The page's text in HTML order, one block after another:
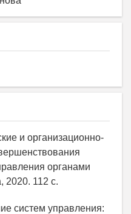
и организационно-
органами
2020. 112 с.
систем управления: